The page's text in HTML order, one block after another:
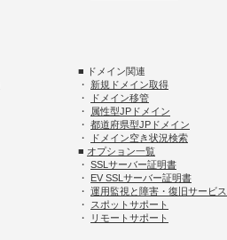
■ ドメイン関連
・ 新規ドメイン取得
・
ドメイン移管
・
属性型JPドメイン
・ 都道府県型JPドメイン
・
ドメイン空き状況検索
■ オプション一覧
・ SSLサーバー証明書
・ EV SSLサーバー証明書
・ 運用監視と障害・復旧サービス
・ スポットサポート
・
リモートサポート